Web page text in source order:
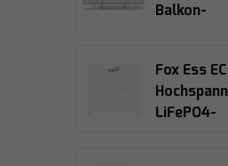
Balkon-
Fox Ess
LiFePO4-